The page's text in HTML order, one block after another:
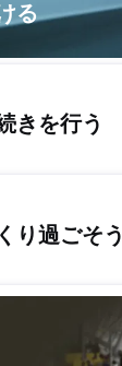
る
きを行う
り過ごそう